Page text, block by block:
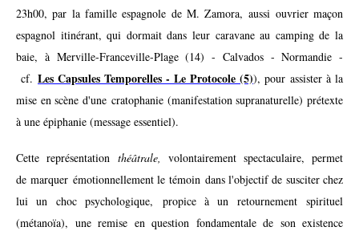
23h00, par la famille espagnole de M. Zamora, aussi ouvrier maçon
espagnol itinérant, qui dormait dans leur caravane au camping de la
baie, à Merville-Franceville-Plage (14) - Calvados - Normandie -
cf. Les Capsules Temporelles - Le Protocole (5)), pour assister à la
mise en scène d'une cratophanie (manifestation supranaturelle) prétexte
à une épiphanie (message essentiel).
Cette représentation théâtrale,volontairement spectaculaire, permet
de marquer émotionnellement le témoin dans l'objectif de susciter chez
lui un choc psychologique, propice à un retournement spirituel
(métanoïa), une remise en question fondamentale de son existence